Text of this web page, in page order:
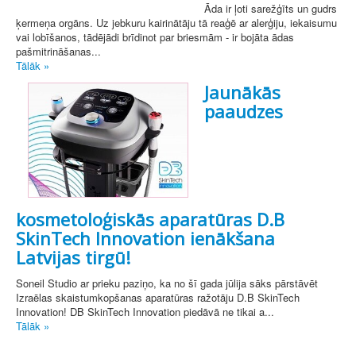
Āda ir ļoti sarežģīts un gudrs
ķermeņa orgāns. Uz jebkuru kairinātāju tā reaģē ar alerģiju, iekaisumu
vai lobīšanos, tādējādi brīdinot par briesmām - ir bojāta ādas
pašmitrināšanas...
Tālāk »
Jaunākās
paaudzes
kosmetoloģiskās aparatūras D.B
SkinTech Innovation ienākšana
Latvijas tirgū!
Soneil Studio ar prieku paziņo, ka no šī gada jūlija sāks pārstāvēt
Izraēlas skaistumkopšanas aparatūras ražotāju D.B SkinTech
Innovation! DB SkinTech Innovation piedāvā ne tikai a...
Tālāk »